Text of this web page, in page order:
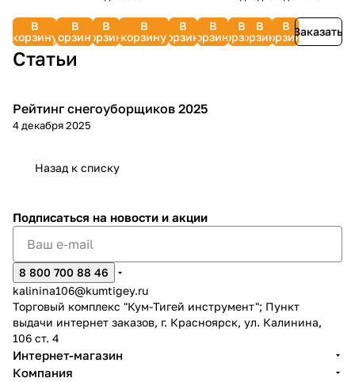
двигателей)
33291
В
корзину
07.01.025.079
В
корзину
В
корзину
двигателей
838800
В
корзину
1,0 л
В
корзину
500
В
корзину
В
корзину
В
корзину
В
корзину
838266
Заказать
Статьи
Зимняя
Рейтинг снегоуборщиков 2025
4 декабря 2025
Назад к списку
Подписаться на новости и акции
8 800 700 88 46
kalinina106@kumtigey.ru
Торговый комплекс "Кум-Тигей инструмент"; Пункт
выдачи интернет заказов, г. Красноярск, ул. Калинина,
106 ст. 4
Интернет-магазин
Компания